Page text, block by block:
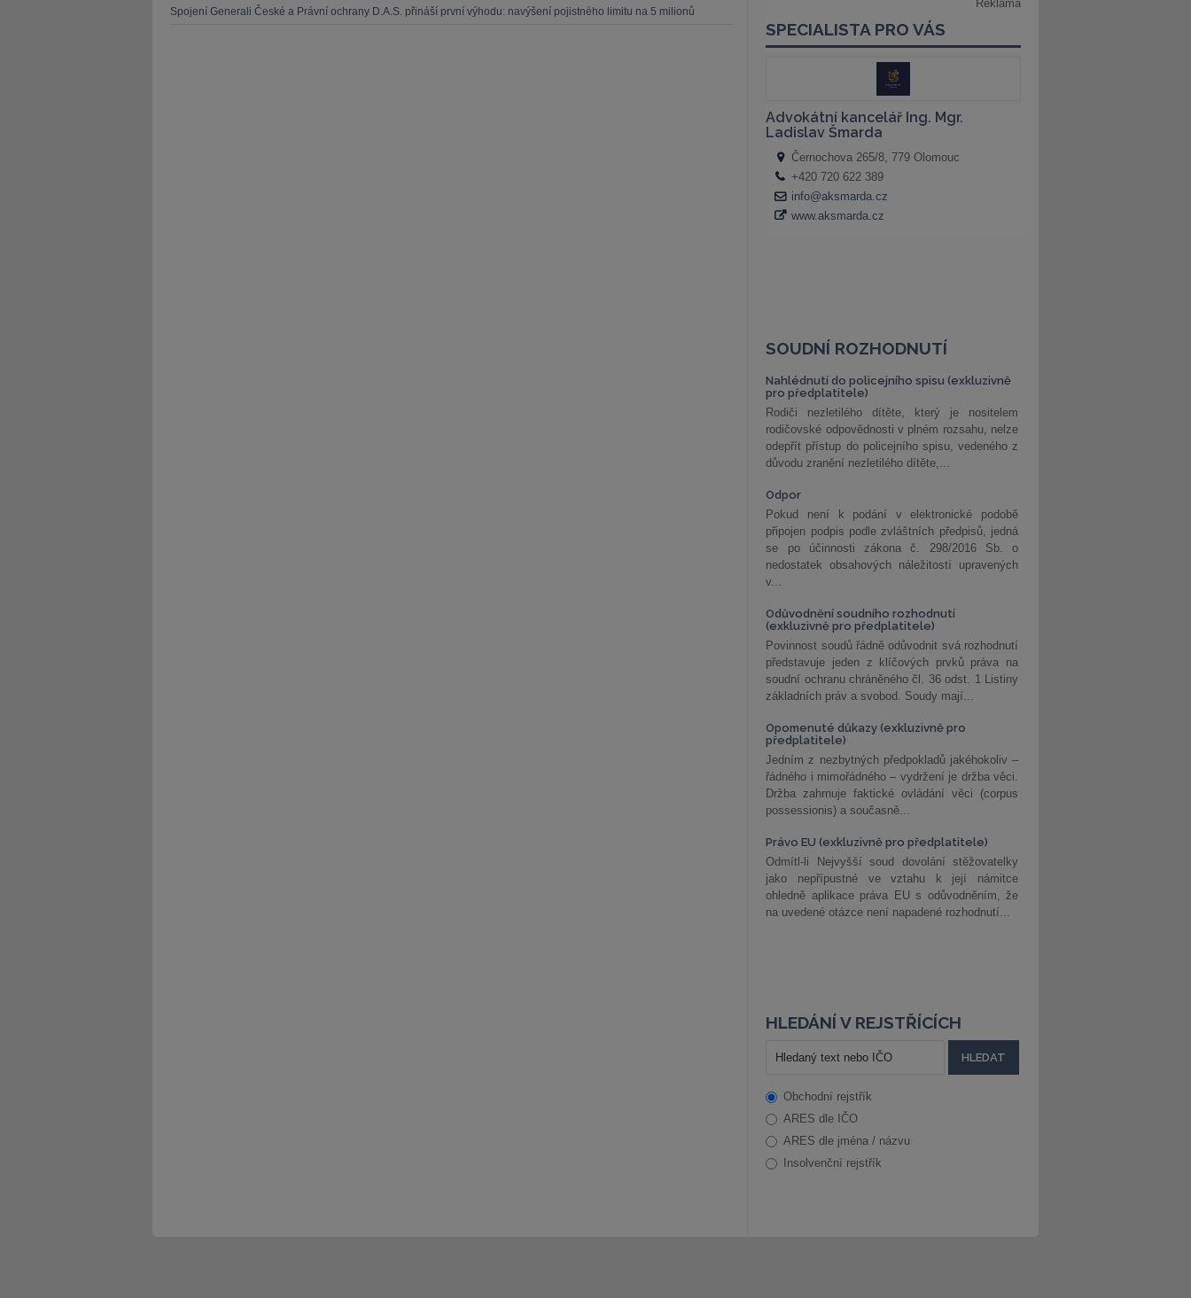
Spojení Generali České a Právní ochrany D.A.S. přináší první výhodu: navýšení pojistného limitu na 5 milionů
SOUDNÍ ROZHODNUTÍ
Nahlédnutí do policejního spisu (exkluzivně
pro předplatitele)
Rodiči nezletilého dítěte, který je nositelem
rodičovské odpovědnosti v plném rozsahu, nelze
odepřít přístup do policejního spisu, vedeného z
důvodu zranění nezletilého dítěte,...
Odpor
Pokud není k podání v elektronické podobě
připojen podpis podle zvláštních předpisů, jedná
se po účinnosti zákona č. 298/2016 Sb. o
nedostatek obsahových náležitostí upravených
v...
Odůvodnění soudního rozhodnutí
(exkluzivně pro předplatitele)
Povinnost soudů řádně odůvodnit svá rozhodnutí
představuje jeden z klíčových prvků práva na
soudní ochranu chráněného čl. 36 odst. 1 Listiny
základních práv a svobod. Soudy mají...
Opomenuté důkazy (exkluzivně pro
předplatitele)
Jedním z nezbytných předpokladů jakéhokoliv –
řádného i mimořádného – vydržení je držba věci.
Držba zahrnuje faktické ovládání věci (corpus
possessionis) a současně...
Právo EU (exkluzivně pro předplatitele)
Odmítl-li Nejvyšší soud dovolání stěžovatelky
jako nepřípustné ve vztahu k její námitce
ohledně aplikace práva EU s odůvodněním, že
na uvedené otázce není napadené rozhodnutí...
HLEDÁNÍ V REJSTŘÍCÍCH
Obchodní rejstřík
ARES dle IČO
ARES dle jména / názvu
Insolvenční rejstřík